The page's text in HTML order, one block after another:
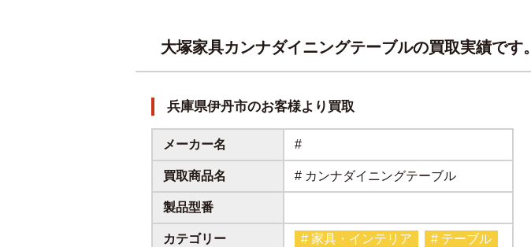
大塚家具カンナダイニングテーブルの買取実績です。
兵庫県伊丹市のお客様より買取
メーカー名 #
買取商品名 # カンナダイニングテーブル
製品型番
カテゴリー # 家具・インテリア # テーブル